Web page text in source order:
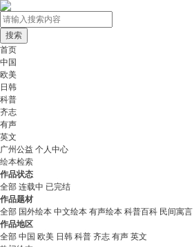
首页
中国
欧美
日韩
科普
齐志
有声
英文
广州公益 个人中心
绘本检索
作品状态
全部 连载中 已完结
作品题材
全部 国外绘本 中文绘本 有声绘本 科普百科 民间寓言
作品地区
全部 中国 欧美 日韩 科普 齐志 有声 英文